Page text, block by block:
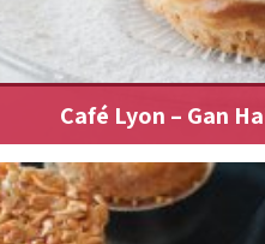
Café Lyon – Gan